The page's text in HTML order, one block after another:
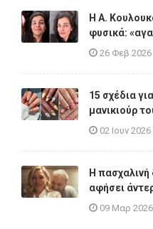
Η A.
φυσικά:
26 Φεβ 2026
15 σχέδια
μανικιούρ
02 Ιουν 2026
Η πασχαλινή
αφήσει
09 Μαρ 2026